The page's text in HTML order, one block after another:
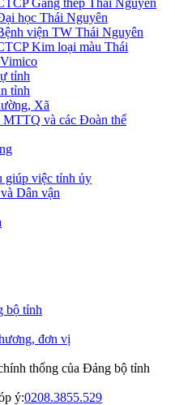
học Thái Nguyên
viện TW Thái Nguyên
Kim loại màu Thái
tỉnh
tỉnh
Xã
MTTQ và các Đoàn thể
giúp việc tỉnh ủy
Dân vận
bộ tỉnh
đơn vị
thống của Đảng bộ tỉnh
ý:0208.3855.529